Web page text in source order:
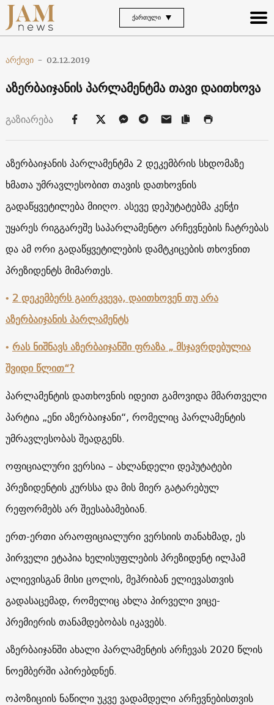
ᲥᲐᲠᲗᲣᲚᲘ
არქივი - 02.12.2019
აზერბაიჯანის პარლამენტმა თავი დაითხოვა
გაზიარება
აზერბაიჯანის პარლამენტმა 2 დეკემბრის სხდომაზე
ხმათა უმრავლესობით თავის დათხოვნის
გადაწყვეტილება მიიღო. ასევე დეპუტატებმა კენჭი
უყარეს რიგგარეშე საპარლამენტო არჩევნების ჩატრებას
და ამ ორი გადაწყვეტილების დამტკიცების თხოვნით
პრეზიდენტს მიმართეს.
• 2 დეკემბერს გაირკვევა, დაითხოვენ თუ არა
აზერბაიჯანის პარლამენტს
• რას ნიშნავს აზერბაიჯანში ფრაზა „ მსჯავრდებულია
შვიდი წლით“?
პარლამენტის დათხოვნის იდეით გამოვიდა მმართველი
პარტია „ენი აზერბაიჯანი“, რომელიც პარლამენტის
უმრავლესობას შეადგენს.
ოფიციალური ვერსია – ახლანდელი დეპუტატები
პრეზიდენტის კურსსა და მის მიერ გატარებულ
რეფორმებს არ შეესაბამებიან.
ერთ-ერთი არაოფიციალური ვერსიის თანახმად, ეს
პირველი ეტაპია ხელისუფლების პრეზიდენტ ილჰამ
ალიევისგან მისი ცოლის, მეჰრიბან ელიევასთვის
გადასაცემად, რომელიც ახლა პირველი ვიცე-
პრემიერის თანამდებობას იკავებს.
აზერბაიჯანში ახალი პარლამენტის არჩევას 2020 წლის
ნოემბერში აპირებდნენ.
ოპოზიციის ნაწილი უკვე ვადამდელი არჩევნებისთვის